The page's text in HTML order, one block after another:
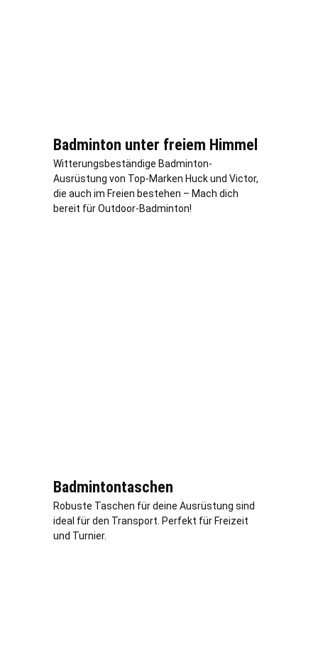
Badminton unter freiem Himmel
Witterungsbeständige Badminton-
Ausrüstung von Top-Marken Huck und Victor,
die auch im Freien bestehen – Mach dich
bereit für Outdoor-Badminton!
Badmintontaschen
Robuste Taschen für deine Ausrüstung sind
ideal für den Transport. Perfekt für Freizeit
und Turnier.